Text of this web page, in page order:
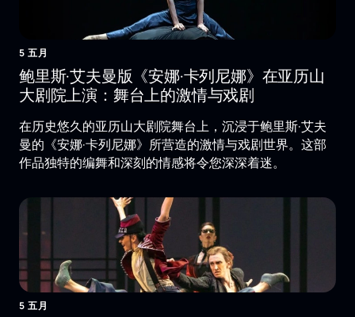
5 五月
鲍里斯·艾夫曼版《安娜·卡列尼娜》在亚历山
大剧院上演：舞台上的激情与戏剧
在历史悠久的亚历山大剧院舞台上，沉浸于鲍里斯·艾夫
曼的《安娜·卡列尼娜》所营造的激情与戏剧世界。这部
作品独特的编舞和深刻的情感将令您深深着迷。
5 五月